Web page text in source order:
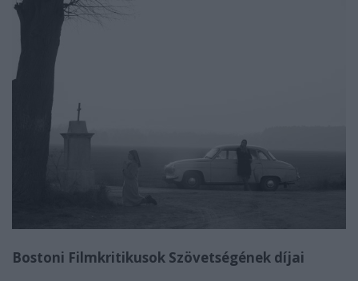
Bostoni Filmkritikusok Szövetségének díjai